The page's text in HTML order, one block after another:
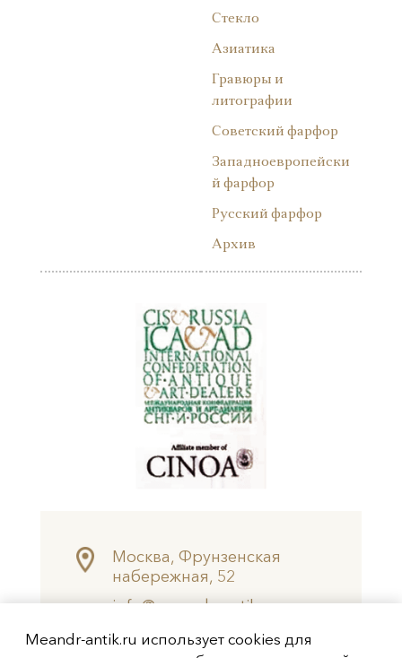
Стекло
Азиатика
Гравюры и
литографии
Советский фарфор
Западноевропейски
й фарфор
Русский фарфор
Архив
Москва, Фрунзенская
набережная, 52
info@meandr-antik.ru
Meandr-antik.ru использует cookies для